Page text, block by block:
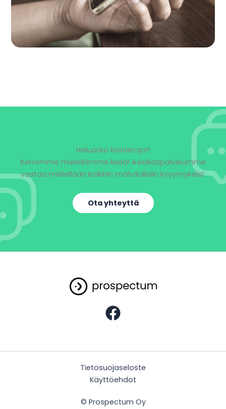
Haluatko lisätietoja?
Kerromme mielellämme lisää! Asiakaspalvelumme
vastaa mielellään kaikkiin mahdollisiin kysymyksiisi.
Ota yhteyttä
Tietosuojaseloste
Käyttöehdot
© Prospectum Oy